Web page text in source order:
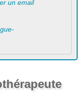
un email